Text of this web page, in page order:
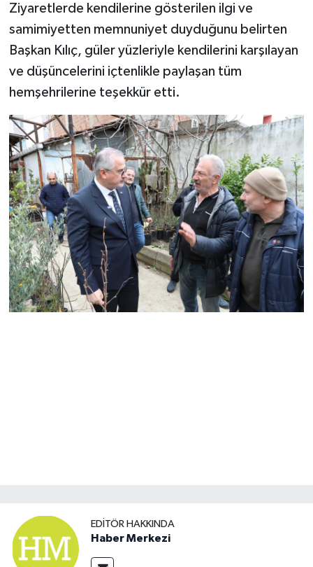
Ziyaretlerde kendilerine gösterilen ilgi ve
samimiyetten memnuniyet duyduğunu belirten
Başkan Kılıç, güler yüzleriyle kendilerini karşılayan
ve düşüncelerini içtenlikle paylaşan tüm
hemşehrilerine teşekkür etti.
EDITÖR HAKKINDA
Haber Merkezi